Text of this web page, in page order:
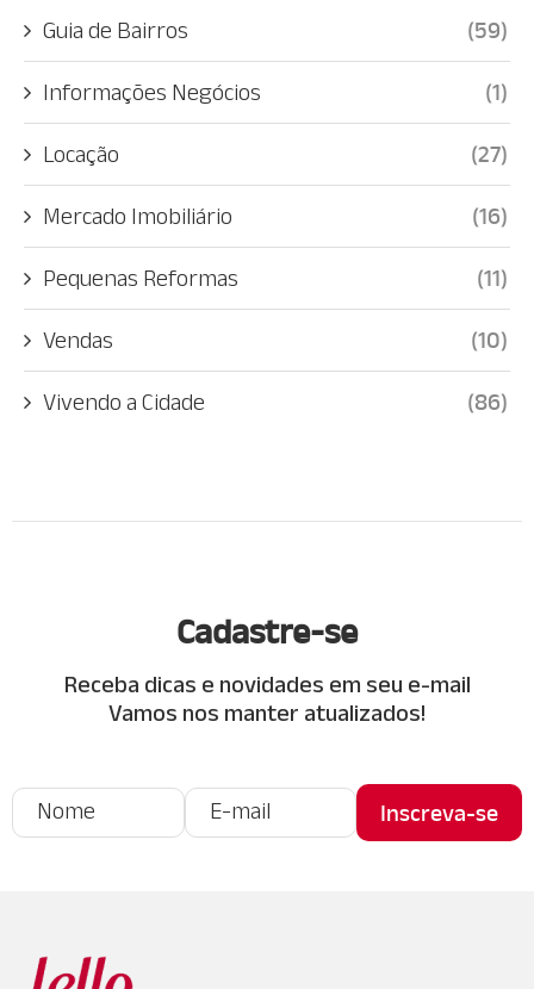
Guia de Bairros (59)
Informações Negócios (1)
Locação (27)
Mercado Imobiliário (16)
Pequenas Reformas (11)
Vendas (10)
Vivendo a Cidade (86)
Cadastre-se
Receba dicas e novidades em seu e-mail
Vamos nos manter atualizados!